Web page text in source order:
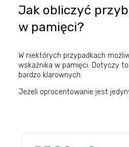
Jak obliczyć
w pamięci?
W niektórych przypadkach
wskaźnika w pamięci. Dotyczy
bardzo klarownych.
Jeżeli oprocentowanie jest